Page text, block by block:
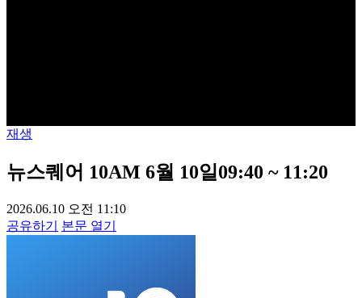
재생
뉴스퀘어 10AM 6월 10일09:40 ~ 11:20
2026.06.10 오전 11:10
공유하기
본문 열기